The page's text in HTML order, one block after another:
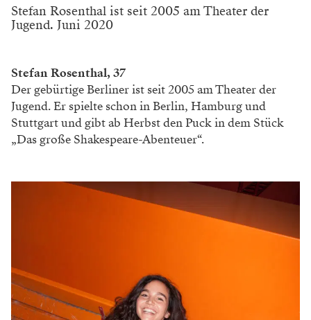
Stefan Rosenthal ist seit 2005 am Theater der
Jugend. Juni 2020
Stefan Rosenthal, 37
Der gebürtige Berliner ist seit 2005 am Theater der
Jugend. Er spielte schon in Berlin, Hamburg und
Stuttgart und gibt ab Herbst den Puck in dem Stück
„Das große Shakespeare-Abenteuer“.